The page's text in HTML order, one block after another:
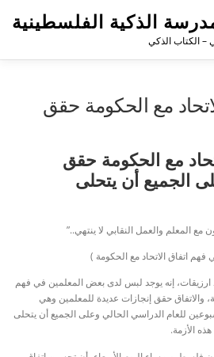
الذكية الفلسطينية
– الكتاب الذكي
مع الحكومة حقق
مع الحكومة حقق
الجميع أن يتحلى
المعلم والعمل النقابي لا ينتهي..”
اتفاق الاتحاد مع الحكومة )
ارزيقات، إنه يوجد لبس لدى بعض المعلمين في فهم
والاتفاق حقق إنجازات عديدة للمعلمين وهي
للعام الدراسي الحالي وعلى الجميع أن يتحلى
الأزمة.